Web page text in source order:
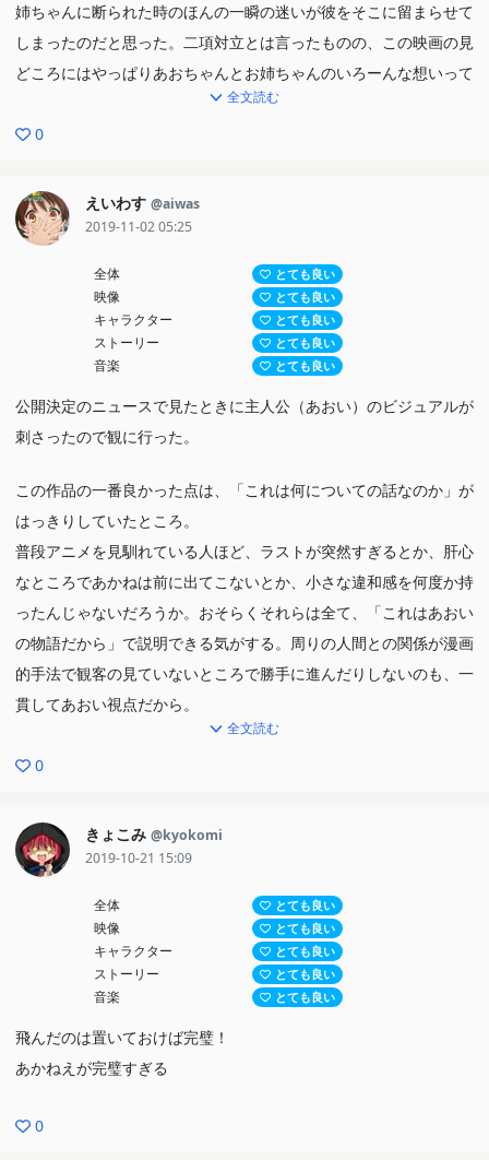
姉ちゃんに断られた時のほんの一瞬の迷いが彼をそこに留まらせて
しまったのだと思った。二項対立とは言ったものの、この映画の見
どころにはやっぱりあおちゃんとお姉ちゃんのいろーんな想いって
あおちゃんは自分の将来だとか「しんの」が好きな気持ちとお姉ち
が究極的に報われないのはもう超平和バスターズの宿命なのかな
ぁ、と。性格が年相応というか頑固で大雑把なところとか可愛かっ
お姉ちゃんは両親がいなくなってから妹を支えるために身を粉にし
て、でも妹の前では何でもできる完璧なお姉ちゃんで、好きな人と
一緒に東京へ行くのも断って、本当に辛い思いをしたんだと思う。
演歌歌手のペンダントなんかをわざわざ取りに行って土砂崩れに巻
き込まれて、もしそのまま帰らぬ人になってたら僕のメンタルが持
たずにこの感想もしみじみしながら書けなかったと考えるともうそ
かった。会場設営の合間の慎之介がお姉ちゃんの好きな自分の曲を
演奏するシーンのあの笑顔は何ものにも変えられない、かけがえの
ない瞬間なんですよね。その後の両親を亡くした以来に見せた涙も
そうですけど、それをあおちゃんが見てるってのもなんて皮肉なこ
となんじゃい、って思った。
土砂崩れにあってるかもしれないお姉ちゃんを助けに行くシーンで
主題歌を流しながら空を飛ぶのはご都合主義感あったけども、ラス
トがとても素敵だったのでもう何も言えません。
井の中の蛙大海を知らず、されど空の青さ(深さ)を知る
けるよりも、この映画を観ることの方が僕にはよっぽどいい経験だ
ったなって感じました。
入場特典のラジオも聴きました。とても和やかな雰囲気だったの
で、次回も聴きたいですね。
全文読む
0
えいわす @aiwas
2019-11-02 05:25
全体 とても良い
映像 とても良い
キャラクター とても良い
ストーリー とても良い
音楽 とても良い
公開決定のニュースで見たときに主人公（あおい）のビジュアルが
刺さったので観に行った。
この作品の一番良かった点は、「これは何についての話なのか」が
はっきりしていたところ。
普段アニメを見馴れている人ほど、ラストが突然すぎるとか、肝心
なところであかねは前に出てこないとか、小さな違和感を何度か持
ったんじゃないだろうか。おそらくそれらは全て、「これはあおい
の物語だから」で説明できる気がする。周りの人間との関係が漫画
的手法で観客の見ていないところで勝手に進んだりしないのも、一
貫してあおい視点だから。
ると途端に見たくなくなる人も多いだろうが、この作品は本当に
「適任な人を選んだらたまたま俳優だっただけ」と感じた。特にし
んの/慎之介役の吉沢亮さんの一人二役は見事だった。別の「キャ
ラクター」として演じわけるのではなく、同じ人間の別の側面なん
だと自然に感じられるような、両者が地続きになっている演技だっ
楽曲も良かった。とりあえず主題歌は買ったので、あとでサントラ
も手に入れたいと思う。
る作品かもしれないと感じた。時期が時期だけにそこかしこで近年
全文読む
0
きょこみ @kyokomi
2019-10-21 15:09
全体 とても良い
映像 とても良い
キャラクター とても良い
ストーリー とても良い
音楽 とても良い
飛んだのは置いておけば完璧！
あかねえが完璧すぎる
0